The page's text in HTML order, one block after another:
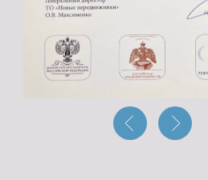
Истоки на карте Подольска — Яндекс Карты